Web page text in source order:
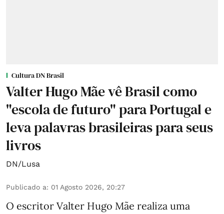
Cultura DN Brasil
Valter Hugo Mãe vê Brasil como
"escola de futuro" para Portugal e
leva palavras brasileiras para seus
livros
DN/Lusa
Publicado a: 01 Agosto 2026, 20:27
O escritor Valter Hugo Mãe realiza uma